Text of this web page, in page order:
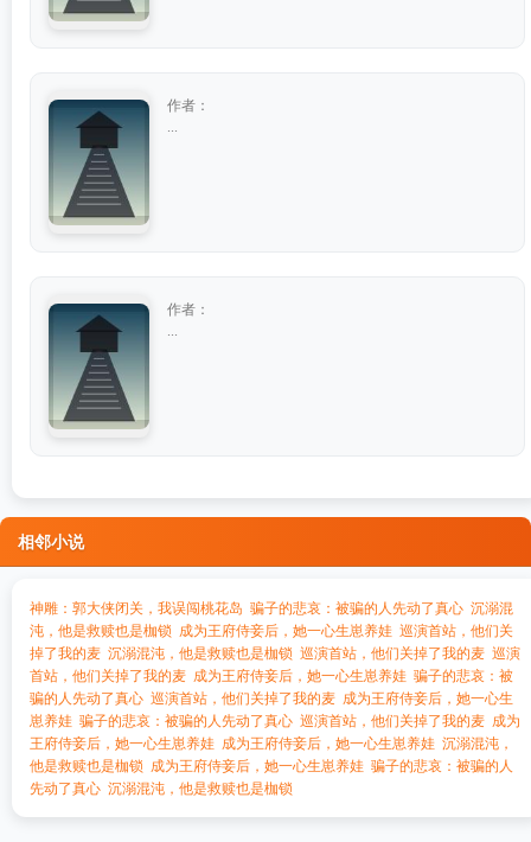
作者：
作者：
相邻小说
神雕：郭大侠闭关，我误闯桃花岛 骗子的悲哀：被骗的人先动了真心 沉溺混
沌，他是救赎也是枷锁 成为王府侍妾后，她一心生崽养娃 巡演首站，他们关
掉了我的麦 沉溺混沌，他是救赎也是枷锁 巡演首站，他们关掉了我的麦 巡演
首站，他们关掉了我的麦 成为王府侍妾后，她一心生崽养娃 骗子的悲哀：被
骗的人先动了真心 巡演首站，他们关掉了我的麦 成为王府侍妾后，她一心生
崽养娃 骗子的悲哀：被骗的人先动了真心 巡演首站，他们关掉了我的麦 成为
王府侍妾后，她一心生崽养娃 成为王府侍妾后，她一心生崽养娃 沉溺混沌，
他是救赎也是枷锁 成为王府侍妾后，她一心生崽养娃 骗子的悲哀：被骗的人
先动了真心 沉溺混沌，他是救赎也是枷锁